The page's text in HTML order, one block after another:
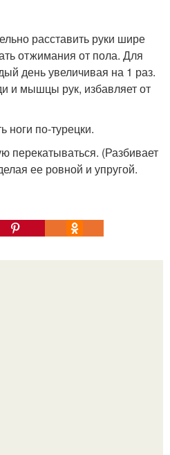
расставить руки шире
отжимания от пола. Для
день увеличивая на 1 раз.
и мышцы рук, избавляет от
ноги по-турецки.
перекатываться. (Разбивает
ее ровной и упругой.